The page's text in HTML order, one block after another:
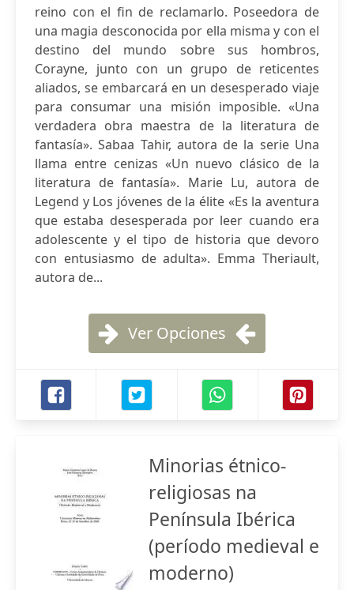
reino con el fin de reclamarlo. Poseedora de
una magia desconocida por ella misma y con el
destino del mundo sobre sus hombros,
Corayne, junto con un grupo de reticentes
aliados, se embarcará en un desesperado viaje
para consumar una misión imposible. «Una
verdadera obra maestra de la literatura de
fantasía». Sabaa Tahir, autora de la serie Una
llama entre cenizas «Un nuevo clásico de la
literatura de fantasía». Marie Lu, autora de
Legend y Los jóvenes de la élite «Es la aventura
que estaba desesperada por leer cuando era
adolescente y el tipo de historia que devoro
con entusiasmo de adulta». Emma Theriault,
autora de...
Ver Opciones
Minorias étnico-
religiosas na
Península Ibérica
(período medieval e
moderno)